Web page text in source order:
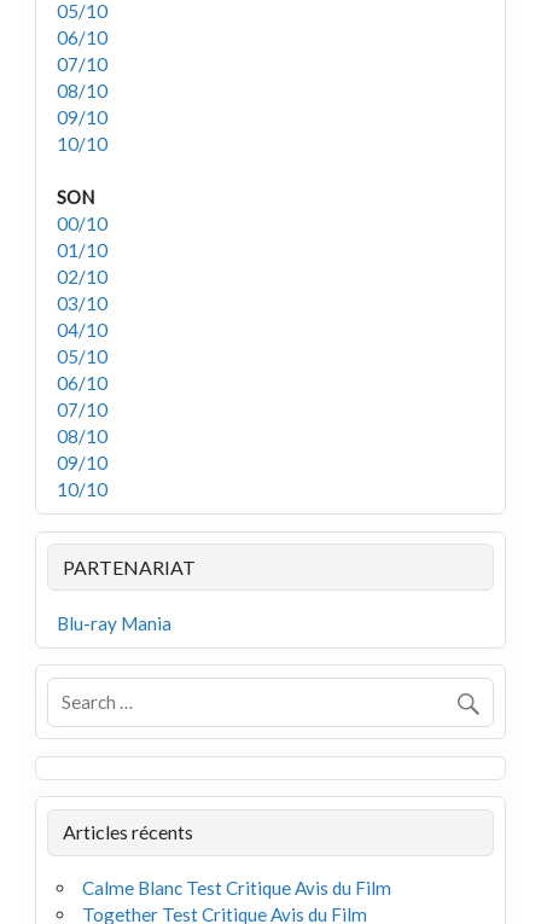
05/10
06/10
07/10
08/10
09/10
10/10
SON
00/10
01/10
02/10
03/10
04/10
05/10
06/10
07/10
08/10
09/10
10/10
PARTENARIAT
Blu-ray Mania
Articles récents
Calme Blanc Test Critique Avis du Film
Together Test Critique Avis du Film